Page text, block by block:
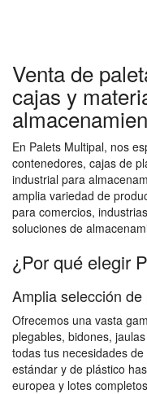
Venta de
cajas y
En Palets Multipal, nos
contenedores, cajas de
industrial para
amplia variedad de
para comercios,
soluciones de
¿Por qué elegir
Amplia selección
Ofrecemos una vasta
plegables, bidones,
todas tus necesidades
estándar y de plástico
europea y lotes